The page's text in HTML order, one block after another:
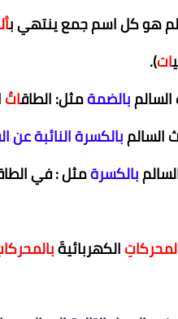
هو كل اسم جمع ينتهي ب
ات).
بالضمةمثل: الطاقاتُ
السالمبالكسرة النائبة عن
بالكسرةمثل : في
الكهربائيةَ